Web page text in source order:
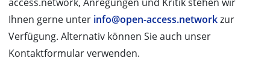
Ihnen gerne unter info@open-access.networkzur
Verfügung. Alternativ können Sie auch unser
Kontaktformular verwenden.